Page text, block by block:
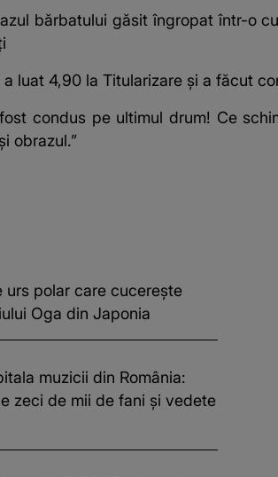
bărbatului găsit îngropat într-o
luat 4,90 la Titularizare și a făcut
condus pe ultimul drum! Ce
obrazul.”
urs polar care cucerește
Oga din Japonia
muzicii din România:
zeci de mii de fani și vedete